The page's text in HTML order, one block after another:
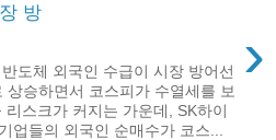
방
›
도체 외국인 수급이 시장 방어선
승하면서 코스피가 수열세를 보
스크가 커지는 가운데, SK하이
업들의 외국인 순매수가 코스...